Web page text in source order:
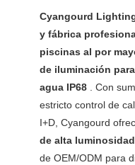
Cyangourd
y fábrica
piscinas al por
de iluminación
agua IP68 . Con
estricto control de
I+D, Cyangourd
de alta luminosidad
de OEM/ODM para